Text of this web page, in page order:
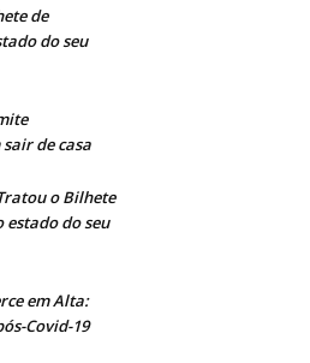
de
do seu
de casa
o Bilhete
estado do seu
em Alta:
Covid-19